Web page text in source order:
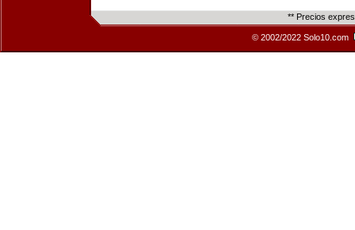
** Precios
© 2002/2022 Solo10.com